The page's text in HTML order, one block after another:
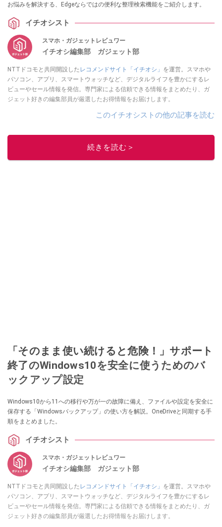
お悩みを解決する、Edgeならではの便利な整理検索機能をご紹介します。
イチオシスト
スマホ・ガジェットレビュワー
イチオシ編集部 ガジェット部
NTTドコモと共同開設したレコメンドサイト「イチオシ」 を運営。スマホや
パソコン、アプリ、スマートウォッチなど、デジタルライフを豊かにするレ
ビューやセール情報を発信。専門家による信頼できる情報をまとめたり、ガ
ジェット好きの編集部員が厳選したお得情報をお届けします。
このイチオシストの他の記事を読む
続きを読む＞
「そのまま使い続けると危険！」サポート
終了のWindows10を安全に使うためのバ
ックアップ設定
Windows10から11への移行や万が一の故障に備え、ファイルや設定を安全に
保存する「Windowsバックアップ」の使い方を解説。OneDriveと同期する手
順をまとめました。
イチオシスト
スマホ・ガジェットレビュワー
イチオシ編集部 ガジェット部
NTTドコモと共同開設したレコメンドサイト「イチオシ」 を運営。スマホや
パソコン、アプリ、スマートウォッチなど、デジタルライフを豊かにするレ
ビューやセール情報を発信。専門家による信頼できる情報をまとめたり、ガ
ジェット好きの編集部員が厳選したお得情報をお届けします。